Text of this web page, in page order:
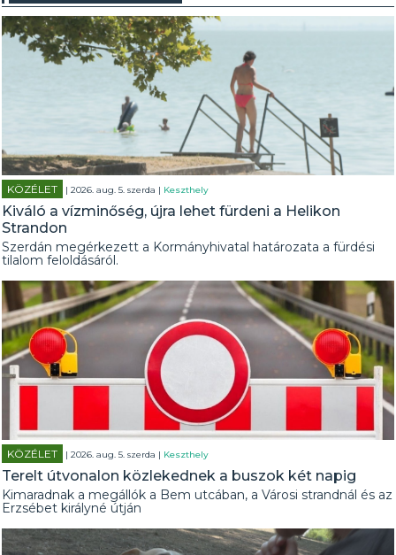
KÖZÉLET | 2026. aug. 5. szerda | Keszthely
Kiváló a vízminőség, újra lehet fürdeni a Helikon
Strandon
Szerdán megérkezett a Kormányhivatal határozata a fürdési
tilalom feloldásáról.
KÖZÉLET | 2026. aug. 5. szerda | Keszthely
Terelt útvonalon közlekednek a buszok két napig
Kimaradnak a megállók a Bem utcában, a Városi strandnál és az
Erzsébet királyné útján